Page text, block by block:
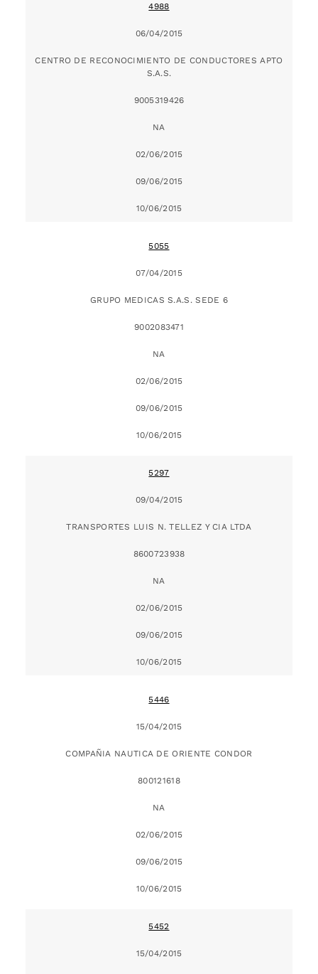
4988
06/04/2015
CENTRO DE RECONOCIMIENTO DE CONDUCTORES APTO
S.A.S.
9005319426
NA
02/06/2015
09/06/2015
10/06/2015
5055
07/04/2015
GRUPO MEDICAS S.A.S. SEDE 6
9002083471
NA
02/06/2015
09/06/2015
10/06/2015
5297
09/04/2015
TRANSPORTES LUIS N. TELLEZ Y CIA LTDA
8600723938
NA
02/06/2015
09/06/2015
10/06/2015
5446
15/04/2015
COMPAÑIA NAUTICA DE ORIENTE CONDOR
800121618
NA
02/06/2015
09/06/2015
10/06/2015
5452
15/04/2015